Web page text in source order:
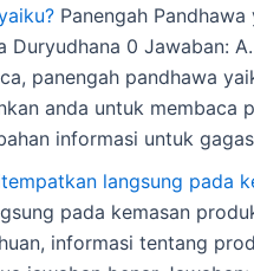
Panengah
Duryudhana 0 Jawaban:
panengah pandhawa
anda untuk membaca
informasi untuk
langsung pada
pada kemasan
informasi tentang